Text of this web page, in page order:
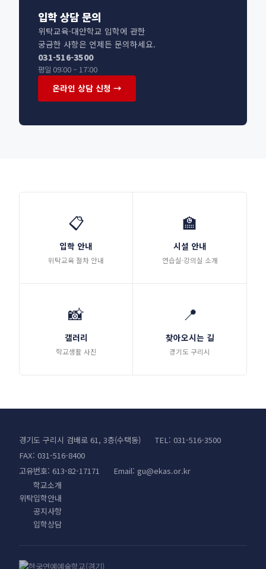
입학 상담 문의
위탁교육·대안학교 입학에 관한
궁금한 사항은 언제든 문의하세요.
031-516-3500
평일 09:00 – 17:00
온라인 상담 신청 →
📋
입학 안내
위탁교육 절차 안내
🏫
시설 안내
연습실·강의실 소개
📸
갤러리
학교생활 사진
📍
찾아오시는 길
경기도 구리시
경기도 구리시 검배로 61, 3층(수택동)
TEL: 031-516-3500
FAX: 031-516-8400
고유번호: 613-82-17171
Email: gu@ekas.or.kr
학교소개
위탁입학안내
공지사항
입학상담